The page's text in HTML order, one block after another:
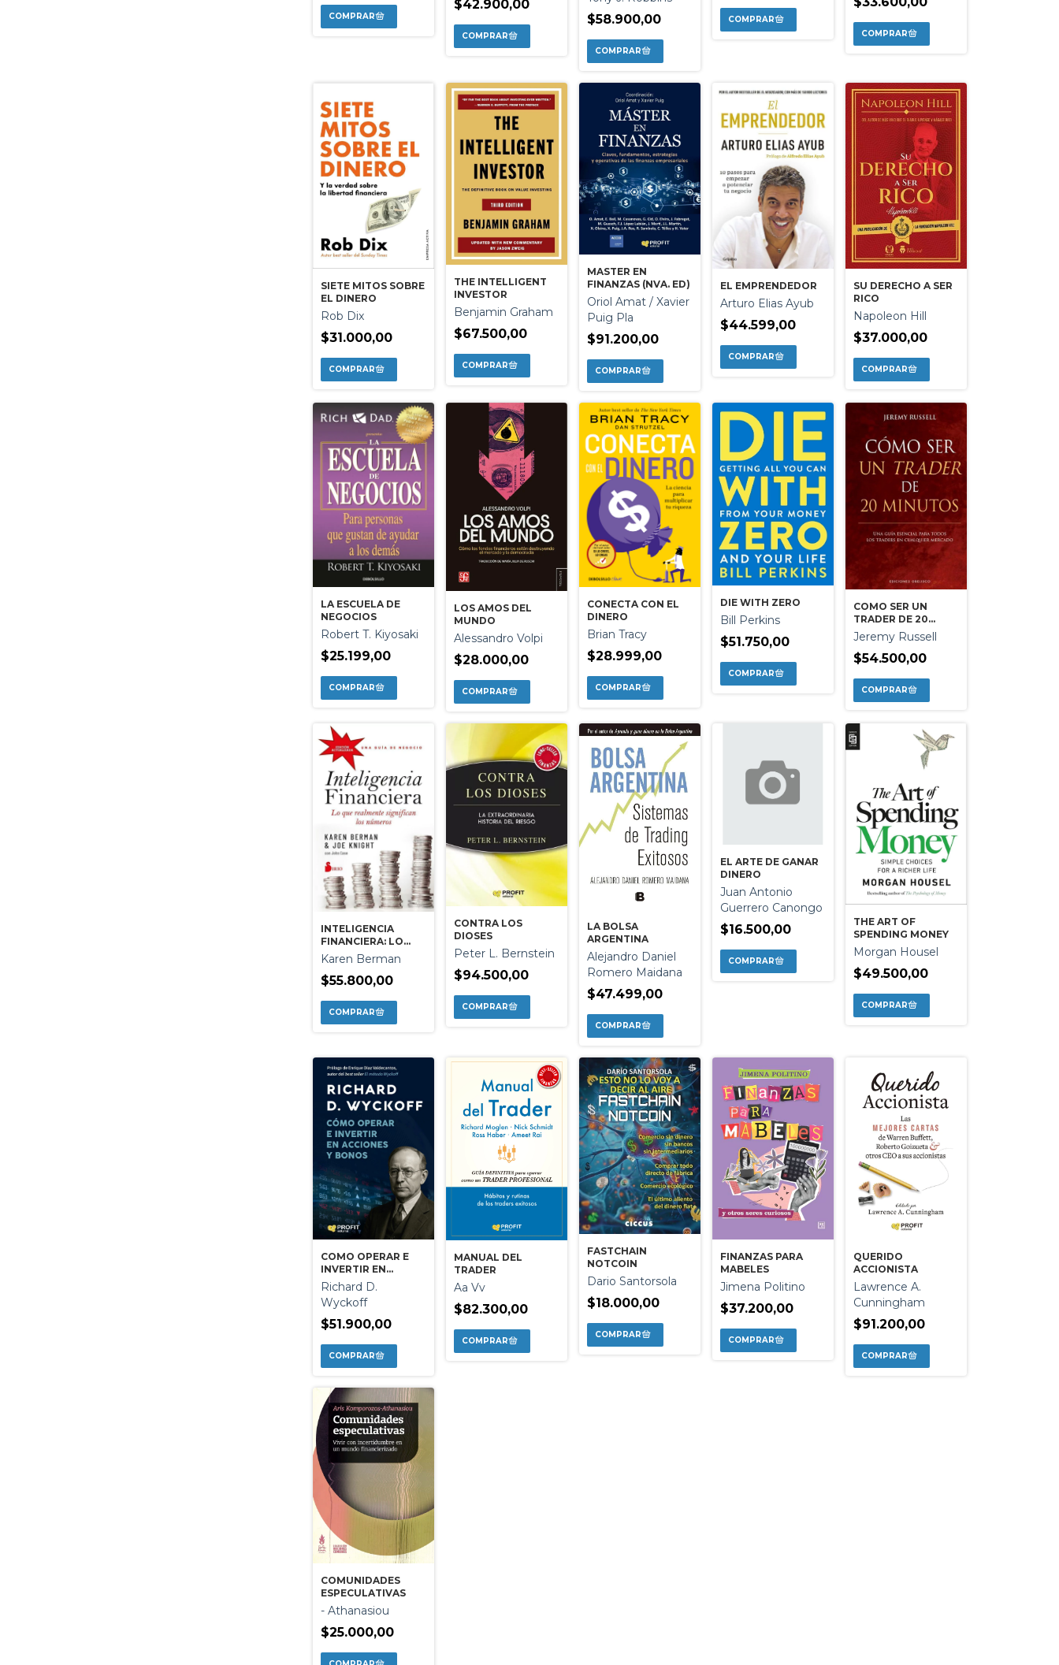
$42.900,00
$58.900,00
SIETE MITOS SOBRE
EL DINERO
Rob Dix
$31.000,00
THE INTELLIGENT
INVESTOR
Benjamin Graham
$67.500,00
MASTER EN
FINANZAS (NVA. ED)
Oriol Amat / Xavier
Puig Pla
$91.200,00
EL EMPRENDEDOR
Arturo Elias Ayub
$44.599,00
SU DERECHO A SER
RICO
Napoleon Hill
$37.000,00
LA ESCUELA DE
NEGOCIOS
Robert T. Kiyosaki
$25.199,00
LOS AMOS DEL
MUNDO
Alessandro Volpi
$28.000,00
CONECTA CON EL
DINERO
Brian Tracy
$28.999,00
DIE WITH ZERO
Bill Perkins
$51.750,00
COMO SER UN
TRADER DE 20
MINUTOS
Jeremy Russell
$54.500,00
INTELIGENCIA
FINANCIERA: LO
QUE REALMENTE
SIGNIFICAN LOS
NUMEROS
Karen Berman
$55.800,00
CONTRA LOS
DIOSES
Peter L. Bernstein
$94.500,00
LA BOLSA
ARGENTINA
Alejandro Daniel
Romero Maidana
$47.499,00
EL ARTE DE GANAR
DINERO
Juan Antonio
Guerrero Canongo
$16.500,00
THE ART OF
SPENDING MONEY
Morgan Housel
$49.500,00
COMO OPERAR E
INVERTIR EN
ACCIONES Y BONOS
Richard D.
Wyckoff
$51.900,00
MANUAL DEL
TRADER
Aa Vv
$82.300,00
FASTCHAIN
NOTCOIN
Dario Santorsola
$18.000,00
FINANZAS PARA
MABELES
Jimena Politino
$37.200,00
QUERIDO
ACCIONISTA
Lawrence A.
Cunningham
$91.200,00
COMUNIDADES
ESPECULATIVAS
- Athanasiou
$25.000,00